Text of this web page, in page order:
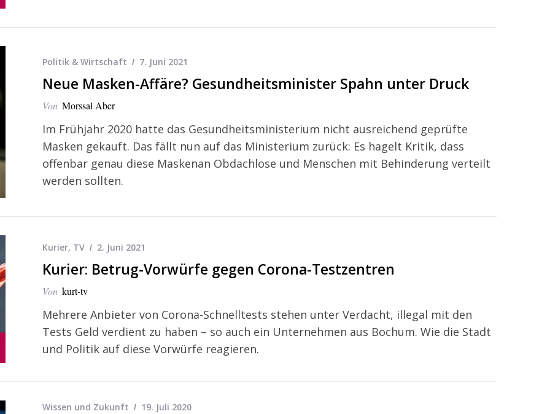
Politik & Wirtschaft 7. Juni 2021
Neue Masken-Affäre? Gesundheitsminister Spahn unter Druck
Von Morssal Aber
Im Frühjahr 2020 hatte das Gesundheitsministerium nicht ausreichend geprüfte
Masken gekauft. Das fällt nun auf das Ministerium zurück: Es hagelt Kritik, dass
offenbar genau diese Maskenan Obdachlose und Menschen mit Behinderung verteilt
werden sollten.
Kurier, TV 2. Juni 2021
Kurier: Betrug-Vorwürfe gegen Corona-Testzentren
Von kurt-tv
Mehrere Anbieter von Corona-Schnelltests stehen unter Verdacht, illegal mit den
Tests Geld verdient zu haben – so auch ein Unternehmen aus Bochum. Wie die Stadt
und Politik auf diese Vorwürfe reagieren.
Wissen und Zukunft 19. Juli 2020